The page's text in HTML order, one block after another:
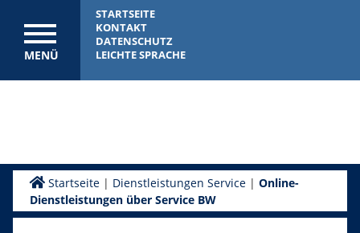
MENÜ
STARTSEITE
KONTAKT
DATENSCHUTZ
LEICHTE SPRACHE
Startseite| Dienstleistungen Service| Online-
Dienstleistungen über Service BW